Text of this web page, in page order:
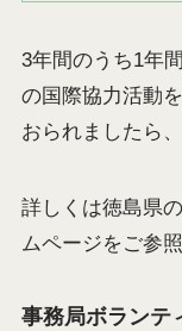
3年間のうち1年
の国際協力活動
おられましたら
詳しくは徳島県の
ムページをご参照
事務局ボランテ